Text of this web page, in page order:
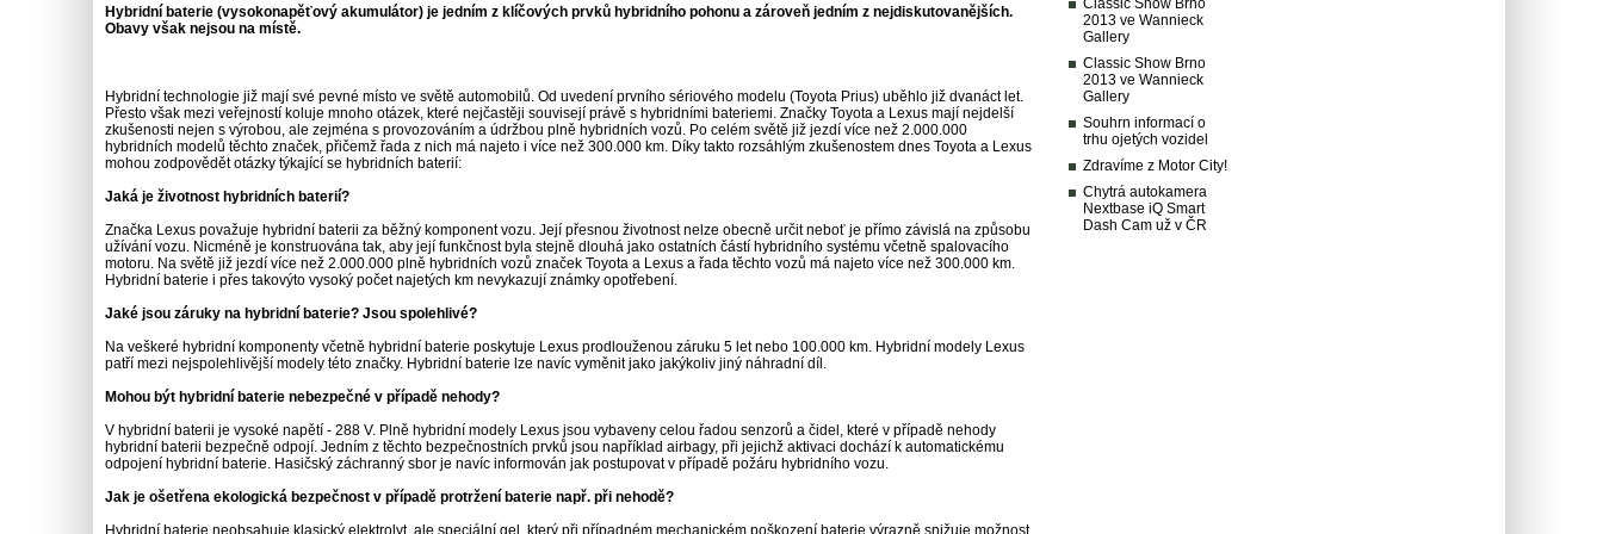
Hybridní baterie (vysokonapěťový akumulátor) je jedním z klíčových prvků hybridního pohonu a zároveň jedním z nejdiskutovanějších.
Obavy však nejsou na místě.
Hybridní technologie již mají své pevné místo ve světě automobilů. Od uvedení prvního sériového modelu (Toyota Prius) uběhlo již dvanáct let.
Přesto však mezi veřejností koluje mnoho otázek, které nejčastěji souvisejí právě s hybridními bateriemi. Značky Toyota a Lexus mají nejdelší
zkušenosti nejen s výrobou, ale zejména s provozováním a údržbou plně hybridních vozů. Po celém světě již jezdí více než 2.000.000
hybridních modelů těchto značek, přičemž řada z nich má najeto i více než 300.000 km. Díky takto rozsáhlým zkušenostem dnes Toyota a Lexus
mohou zodpovědět otázky týkající se hybridních baterií:
Jaká je životnost hybridních baterií?
Značka Lexus považuje hybridní baterii za běžný komponent vozu. Její přesnou životnost nelze obecně určit neboť je přímo závislá na způsobu
užívání vozu. Nicméně je konstruována tak, aby její funkčnost byla stejně dlouhá jako ostatních částí hybridního systému včetně spalovacího
motoru. Na světě již jezdí více než 2.000.000 plně hybridních vozů značek Toyota a Lexus a řada těchto vozů má najeto více než 300.000 km.
Hybridní baterie i přes takovýto vysoký počet najetých km nevykazují známky opotřebení.
Jaké jsou záruky na hybridní baterie? Jsou spolehlivé?
Na veškeré hybridní komponenty včetně hybridní baterie poskytuje Lexus prodlouženou záruku 5 let nebo 100.000 km. Hybridní modely Lexus
patří mezi nejspolehlivější modely této značky. Hybridní baterie lze navíc vyměnit jako jakýkoliv jiný náhradní díl.
Mohou být hybridní baterie nebezpečné v případě nehody?
V hybridní baterii je vysoké napětí - 288 V. Plně hybridní modely Lexus jsou vybaveny celou řadou senzorů a čidel, které v případě nehody
hybridní baterii bezpečně odpojí. Jedním z těchto bezpečnostních prvků jsou například airbagy, při jejichž aktivaci dochází k automatickému
odpojení hybridní baterie. Hasičský záchranný sbor je navíc informován jak postupovat v případě požáru hybridního vozu.
Jak je ošetřena ekologická bezpečnost v případě protržení baterie např. při nehodě?
Hybridní baterie neobsahuje klasický elektrolyt, ale speciální gel, který při případném mechanickém poškození baterie výrazně snižuje možnost
Classic Show Brno
2013 ve Wannieck
Gallery
Classic Show Brno
2013 ve Wannieck
Gallery
Souhrn informací o
trhu ojetých vozidel
Zdravíme z Motor City!
Chytrá autokamera
Nextbase iQ Smart
Dash Cam už v ČR